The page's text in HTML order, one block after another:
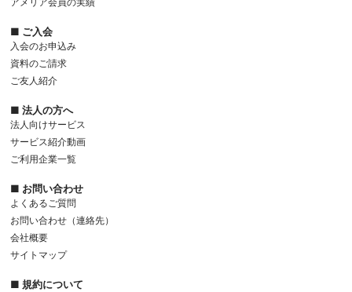
■ ご入会
入会のお申込み
資料のご請求
ご友人紹介
■ 法人の方へ
法人向けサービス
サービス紹介動画
ご利用企業一覧
■ お問い合わせ
よくあるご質問
お問い合わせ（連絡先）
会社概要
サイトマップ
■ 規約について